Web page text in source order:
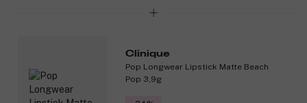
Clinique
Pop Longwear Lipstick Matte Beach
Pop 3,9g